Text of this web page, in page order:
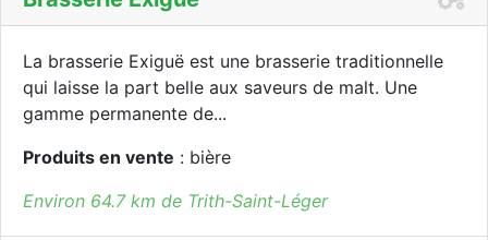
La brasserie Exiguë est une brasserie traditionnelle
qui laisse la part belle aux saveurs de malt. Une
gamme permanente de...
Produits en vente : bière
Environ 64.7 km de Trith-Saint-Léger